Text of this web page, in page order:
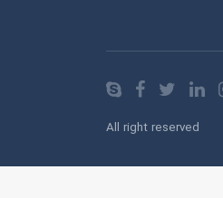
All right reserved